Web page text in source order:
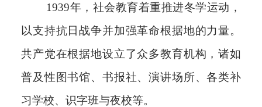
1939年，社会教育着重推进冬学运动，
以支持抗日战争并加强革命根据地的力量。
共产党在根据地设立了众多教育机构，诸如
普及性图书馆、书报社、演讲场所、各类补
习学校、识字班与夜校等。